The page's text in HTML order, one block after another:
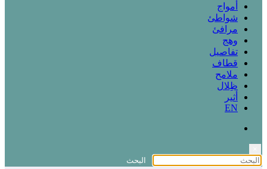
أمواج
شواطئ
مرافئ
وهج
تفاصيل
قطاف
ملامح
ظِلال
أثير
EN